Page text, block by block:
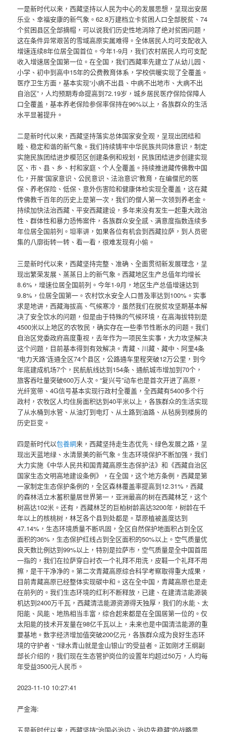
一是新时代以来，西藏坚持以人民为中心的发展思想，呈现出安居
乐业、幸福安康的新气象。62.8万建档立卡贫困人口全部脱贫、74
个贫困县区全部摘帽，可以说我们历史性地消除了绝对贫困问题，
这在条件异常艰苦的雪域高原实属难得。全体居民人均可支配收入
增速连续8年位居全国首位。今年1-9月，我们农村居民人均可支配
收入增速居全国第一位。在全国，我们西藏率先建立了从幼儿园、
小学、初中到高中15年的公费教育体系，学校供暖实现了全覆盖。
医疗卫生方面，基本实现“小病不出县、中病不出地市、大病不出
自治区”，人均预期寿命提高到72.19岁，城乡居民医疗保险保障人
口全覆盖，基本养老保险参保率保持在96%以上，各族群众的生活
水平显著提升。
二是新时代以来，西藏坚持落实总体国家安全观，呈现出团结和
睦、稳定和谐的新气象。我们持续铸牢中华民族共同体意识，制定
实施民族团结进步模范区创建条例和规划，民族团结进步创建实现
区、市、县、乡、村和家庭、个人全覆盖。持续推进藏传佛教中国
化，开展“国家意识、公民意识、法治意识”教育，在编僧尼的医
保、养老保险、低保、意外伤害险和健康体检实现全覆盖，这在藏
传佛教千百年的历史上是第一次，我们的僧人第一次领到养老金。
持续加快法治西藏、平安西藏建设，多年来没有发生一起重大政治
性、群体性和暴力恐怖案件，各族群众安全感、满意度指数连续多
年位居全国前列。坦率讲，如果各位有机会到西藏拉萨，到人员密
集的八廓街转一转、看一看，很难发现有小偷。
三是新时代以来，西藏坚持完整、准确、全面贯彻新发展理念，呈
现出繁荣发展、蒸蒸日上的新气象。西藏地区生产总值年均增长
8.6%，增速位居全国前列。今年1-9月，地区生产总值增速达到
9.8%，位居全国第一。农村饮水安全人口普及率达到100%。实事
求是地讲，西藏海拔高、气候寒冷，虽然我们在脱贫攻坚期基本解
决了安全饮水的问题，但是由于特殊的气候环境，在高海拔特别是
4500米以上地区的农牧民，确实存在一些季节性断水的问题。我们
自治区党委政府高度重视，去年作为一项民生实事，大力攻坚解决
这个问题，目前基本得到有效解决。青藏、川藏、藏中、阿里4条
“电力天路”连通全区74个县区，公路通车里程突破12万公里，到今
年底建成机场7个，民航航线达到154条、通航城市增加到70个，
旅客吞吐量突破600万人次。“复兴号”动车也是首次开进了高原，
光纤宽带、4G信号基本实现行政村全覆盖，全西藏有5400多个行
政村，农牧区人均住房面积达到40平米以上，各族群众的生活实现
了从水桶到水管、从油灯到电灯、从土路到油路、从毡房到楼房的
历史巨变。
四是新时代以包養網来，西藏坚持走生态优先、绿色发展之路，呈
现出天蓝地绿、水清景美的新气象。生态环境保护不断加强，我们
大力实施《中华人民共和国青藏高原生态保护法》和《西藏自治区
国家生态文明高地建设条例》，在全国，这个地方条例，西藏是第
一家制定生态保护条例的，全区森林覆盖率提高到12.31%，西藏
的森林活立木蓄积量居世界第一，亚洲最高的树在西藏林芝，这个
树高达102米。还有，西藏林芝的巨柏树龄高达3200年，树龄在千
年以上的核桃树，林芝各个县到处都是。草原植被盖度达到
47.14%，生态环境质量不断巩固，全区自然保护地面积占到全区
面积的36%，生态保护红线占到全区面积的50%以上。空气质量优
良天数比例达到99%以上，特别是拉萨市，空气质量是全中国首屈
一指的，我们在拉萨穿白衬衣一个礼拜不用洗，皮鞋一个礼拜不用
擦，是干干净净的。第二次青藏高原综合科学考察取得重大成果，
目前青藏高原已经整体实现碳中和。这在全中国，青藏高原也是走
在前列的。我们生态环境的红利不断释放，已建、在建清洁能源装
机达到2400万千瓦，西藏清洁能源资源得天独厚，我们的水能、太
阳能、风能、地热相当丰富，综合起来都是在全国居第一位的。仅
太阳能的技术开发量在98亿千瓦以上，未来也是中国清洁能源的重
要基地。数字经济增加值突破200亿元，各族群众成为良好生态环
境的守护者、“绿水青山就是金山银山”的受益者。正如刚才王纲副
部长介绍的，我们现在生态管护岗位的设置年均超过50万，人均每
年受益3500元人民币。
2023-11-10 10:27:41
严金海:
五是新时代以来，西藏坚持“治国必治边、治边先稳藏”的战略思